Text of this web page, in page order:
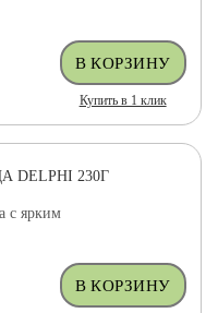
Купить в 1 клик
DELPHI 230Г
с ярким